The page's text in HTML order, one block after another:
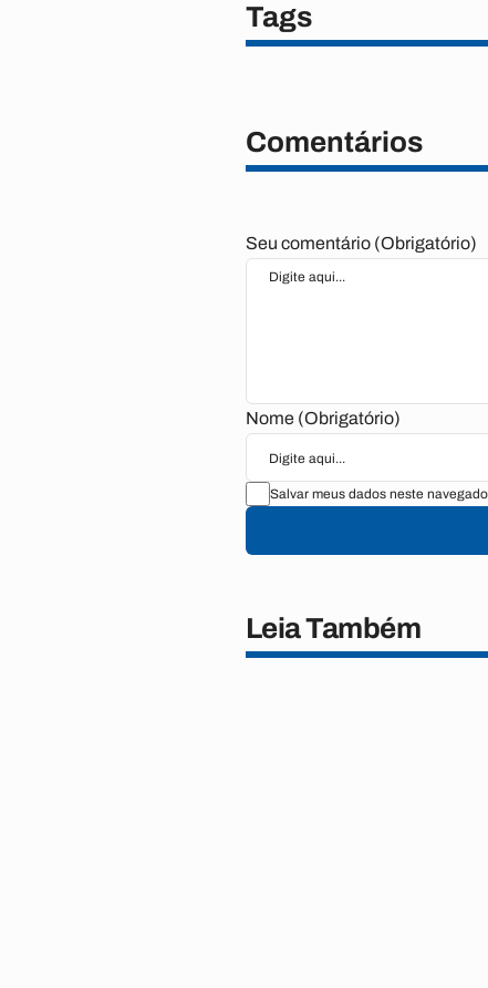
Tags
Comentários
Seu comentário (Obrigatório)
Nome (Obrigatório)
Salvar meus dados neste
Leia Também